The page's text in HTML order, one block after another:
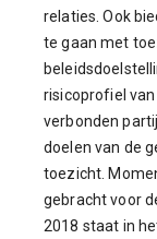
relaties. Ook
te gaan met
risicoprofiel
verbonden
doelen van de
toezicht.
gebracht voor
2018 staat in